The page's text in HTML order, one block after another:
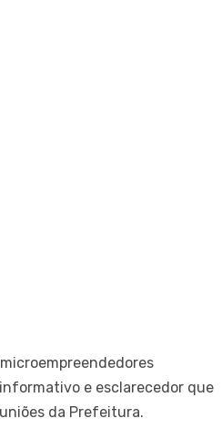
e esclarecedor que
da Prefeitura.